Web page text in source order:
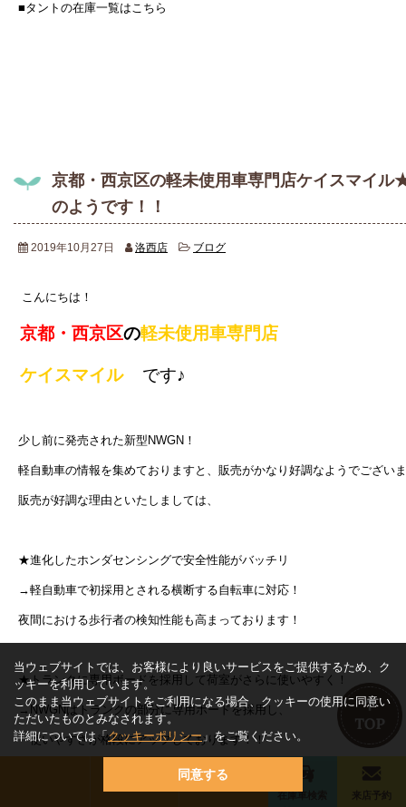
■タントの在庫一覧はこちら
京都・西京区の軽未使用車専門店ケイスマイ
のようです！！
2019年10月27日 洛西店 ブログ
こんにちは！
京都・西京区の軽未使用車専門店
ケイスマイル です♪
少し前に発売された新型NWGN！
軽自動車の情報を集めておりますと、販売がかなり好調なようでござい
販売が好調な理由といたしましては、
★進化したホンダセンシングで安全性能がバッチリ
→軽自動車で初採用とされる横断する自転車に対応！
夜間における歩行者の検知性能も高まっております！
★トランクに専用ボードを採用して荷室がさらに使いやすく！
→NWGNはトランクの部分に専用ボードを採用し、
使いやすさが格段にアップしております！！
在庫車検索 来店予約
当ウェブサイトでは、お客様により良いサービスをご提供するため、ク
ッキーを利用しています。
このまま当ウェブサイトをご利用になる場合、クッキーの使用に同意い
ただいたものとみなされます。
詳細については「クッキーポリシー 」をご覧ください。
同意する